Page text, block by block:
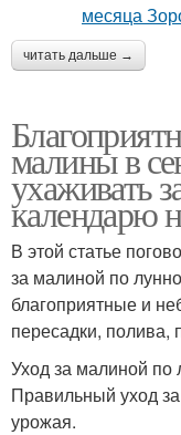
читать дальше →
малины в
ухаживать
календарю
В этой статье
за малиной по
благоприятные и
пересадки, полива,
Уход за малиной по
Правильный уход
урожая.